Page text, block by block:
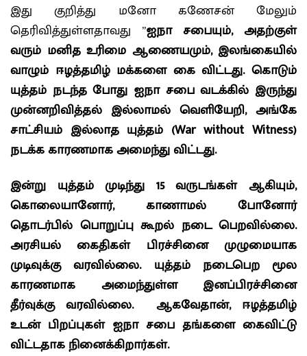
இது குறித்து மனோ கணேசன் மேலும்
தெரிவித்துள்ளதாவது ”ஐநா சபையும், அதற்குள்
வரும் மனித உரிமை ஆணையமும், இலங்கையில்
வாழும் ஈழத்தமிழ் மக்களை கை விட்டது. கொடும்
யுத்தம் நடந்த போது ஐநா சபை வடக்கில் இருந்து
முன்னறிவித்தல் இல்லாமல் வெளியேறி, அங்கே
சாட்சியம் இல்லாத யுத்தம் (War without Witness)
நடக்க காரணமாக அமைந்து விட்டது.
இன்று யுத்தம் முடிந்து 15 வருடங்கள் ஆகியும்,
கொலையானோர், காணாமல் போனோர்
தொடர்பில் பொறுப்பு கூறல் நடை பெறவில்லை.
அரசியல் கைதிகள் பிரச்சினை முழுமையாக
முடிவுக்கு வரவில்லை. யுத்தம் நடைபெற மூல
காரணமாக அமைந்துள்ள இனப்பிரச்சினை
தீர்வுக்கு வரவில்லை. ஆகவேதான், ஈழத்தமிழ்
உடன் பிறப்புகள் ஐநா சபை தங்களை கைவிட்டு
விட்டதாக நினைக்கிறார்கள்.